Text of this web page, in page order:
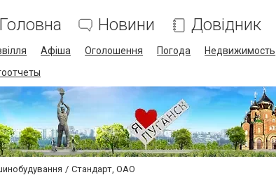
Головна Новини Довідник
Афіша Оголошення Погода Недвижимость
Стандарт, ОАО